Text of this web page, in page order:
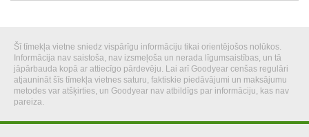
Šī tīmekļa vietne sniedz vispārīgu informāciju tikai orientējošos nolūkos.
Informācija nav saistoša, nav izsmeļoša un nerada līgumsaistības, un tā
jāpārbauda kopā ar attiecīgo pārdevēju. Lai arī Goodyear cenšas regulāri
atjaunināt šīs tīmekļa vietnes saturu, faktiskie piedāvājumi un maksājumu
metodes var atšķirties, un Goodyear nav atbildīgs par informāciju, kas nav
pareiza.